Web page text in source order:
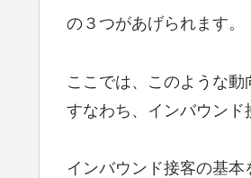
の３つがあげられます。
ここでは、このような動
すなわち、インバウンド
インバウンド接客の基本